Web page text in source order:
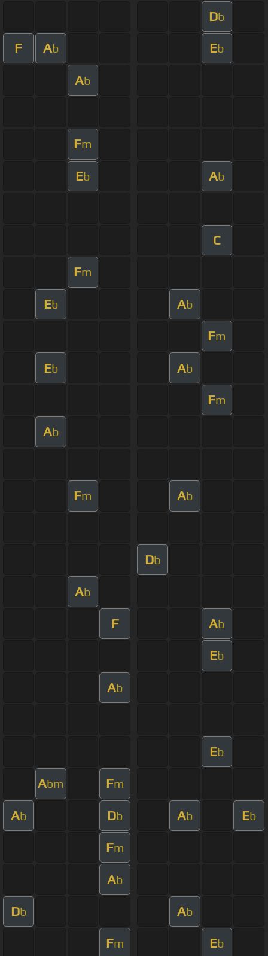
Db
F Ab Eb
Ab
Fm
Eb Ab
C
Fm
Eb Ab
Fm
Eb Ab
Fm
Ab
Fm Ab
Db
Ab
F Ab
Eb
Ab
Eb
Abm Fm
Ab Db Ab Eb
Fm
Ab
Db Ab
Fm Eb